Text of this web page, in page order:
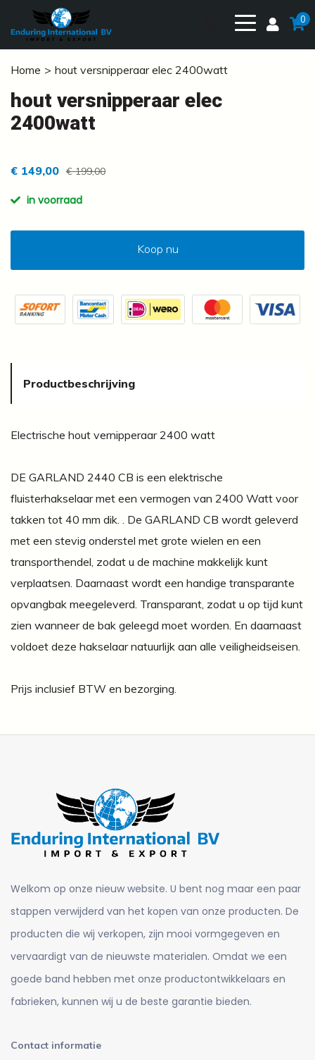
0
Home hout versnipperaar elec 2400watt
hout versnipperaar elec
2400watt
€ 149,00 € 199,00
in voorraad
Koop nu
Productbeschrijving
Electrische hout vernipperaar 2400 watt
DE GARLAND 2440 CB is een elektrische
fluisterhakselaar met een vermogen van 2400 Watt voor
takken tot 40 mm dik. . De GARLAND CB wordt geleverd
met een stevig onderstel met grote wielen en een
transporthendel, zodat u de machine makkelijk kunt
verplaatsen. Daarnaast wordt een handige transparante
opvangbak meegeleverd. Transparant, zodat u op tijd kunt
zien wanneer de bak geleegd moet worden. En daarnaast
voldoet deze hakselaar natuurlijk aan alle veiligheidseisen.
Prijs inclusief BTW en bezorging.
Welkom op onze nieuw website. U bent nog maar een paar
stappen verwijderd van het kopen van onze producten. De
producten die wij verkopen, zijn mooi vormgegeven en
vervaardigt van de nieuwste materialen. Omdat we een
goede band hebben met onze productontwikkelaars en
fabrieken, kunnen wij u de beste garantie bieden.
Contact informatie